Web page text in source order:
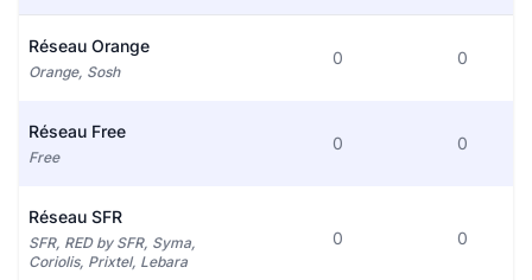
Réseau Orange
Orange, Sosh
0 0
Réseau Free
Free
0 0
Réseau SFR
SFR, RED by SFR, Syma,
Coriolis, Prixtel, Lebara
0 0